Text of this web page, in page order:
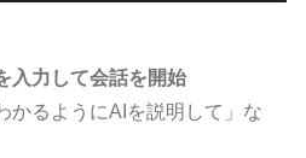
入力して会話を開始
るようにAIを説明して」な